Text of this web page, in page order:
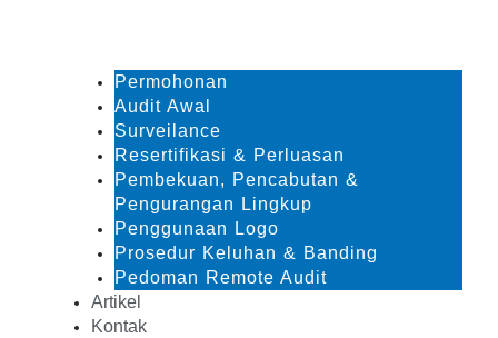
Permohonan
Audit Awal
Surveilance
Resertifikasi & Perluasan
Pembekuan, Pencabutan &
Pengurangan Lingkup
Penggunaan Logo
Prosedur Keluhan & Banding
Pedoman Remote Audit
Artikel
Kontak